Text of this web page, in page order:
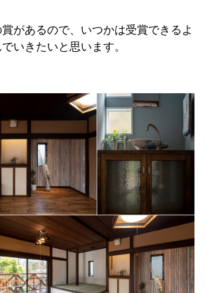
があるので、いつかは受賞できるよ
いきたいと思います。